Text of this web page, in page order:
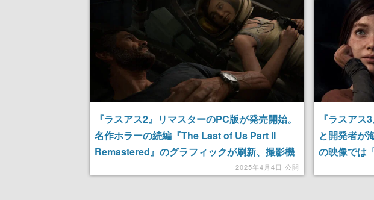
ゃん女子と青
『ラスアス2』リマスターのPC版が発売開始。
名作ホラーの続編『The Last of Us Part II
Remastered』のグラフィックが刷新、撮影機
能やさまざまなモードが追加。メタスコアは
2025年4月4日 公開
『ラスアス
と開発者が
の映像では